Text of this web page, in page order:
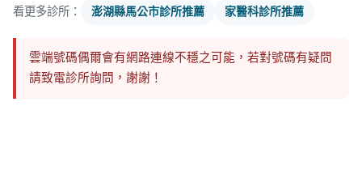
看更多診所： 澎湖縣馬公市診所推薦 家醫科診所推薦
雲端號碼偶爾會有網路連線不穩之可能，若對號碼有疑問
請致電診所詢問，謝謝！